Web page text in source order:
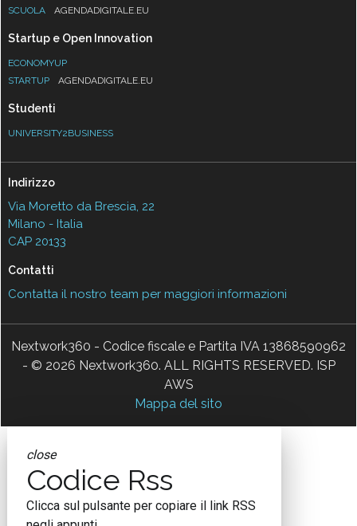
SCUOLA
AGENDADIGITALE.EU
Startup e Open Innovation
ECONOMYUP
STARTUP
AGENDADIGITALE.EU
Studenti
UNIVERSITY2BUSINESS
Indirizzo
Via Moretto da Brescia, 22
Milano - Italia
CAP 20133
Contatti
Contatta il nostro team per maggiori informazioni
Nextwork360 - Codice fiscale e Partita IVA 13868590962
- © 2026 Nextwork360. ALL RIGHTS RESERVED. ISP
AWS
Mappa del sito
close
Codice Rss
Clicca sul pulsante per copiare il link RSS